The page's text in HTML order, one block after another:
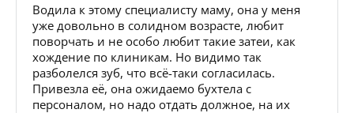
Водила к этому специалисту маму, она у меня
уже довольно в солидном возрасте, любит
поворчать и не особо любит такие затеи, как
хождение по клиникам. Но видимо так
разболелся зуб, что всё-таки согласилась.
Привезла её, она ожидаемо бухтела с
персоналом, но надо отдать должное, на их